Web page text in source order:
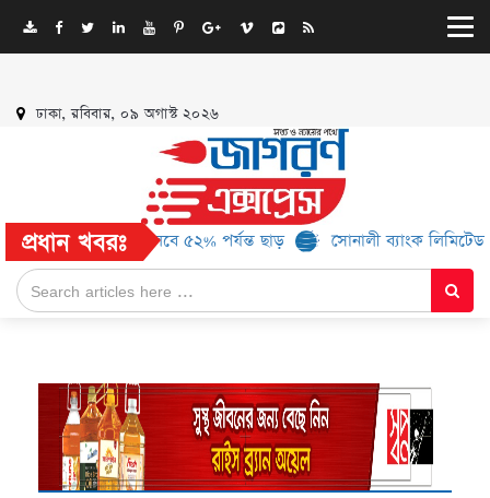
ঢাকা, রবিবার, ০৯ অগাস্ট ২০২৬
প্রধান খবরঃ
ব্র্যান্ড, মিলবে ৫২% পর্যন্ত ছাড় সোনালী ব্যাংক লিমিটেড-এর